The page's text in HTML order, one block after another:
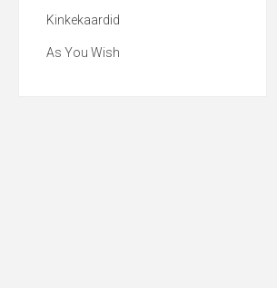
Kinkekaardid
As You Wish